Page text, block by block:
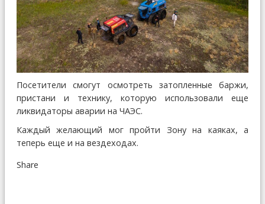
Посетители смогут осмотреть затопленные баржи,
пристани и технику, которую использовали еще
ликвидаторы аварии на ЧАЭС.
Каждый желающий мог пройти Зону на каяках, а
теперь еще и на вездеходах.
Share